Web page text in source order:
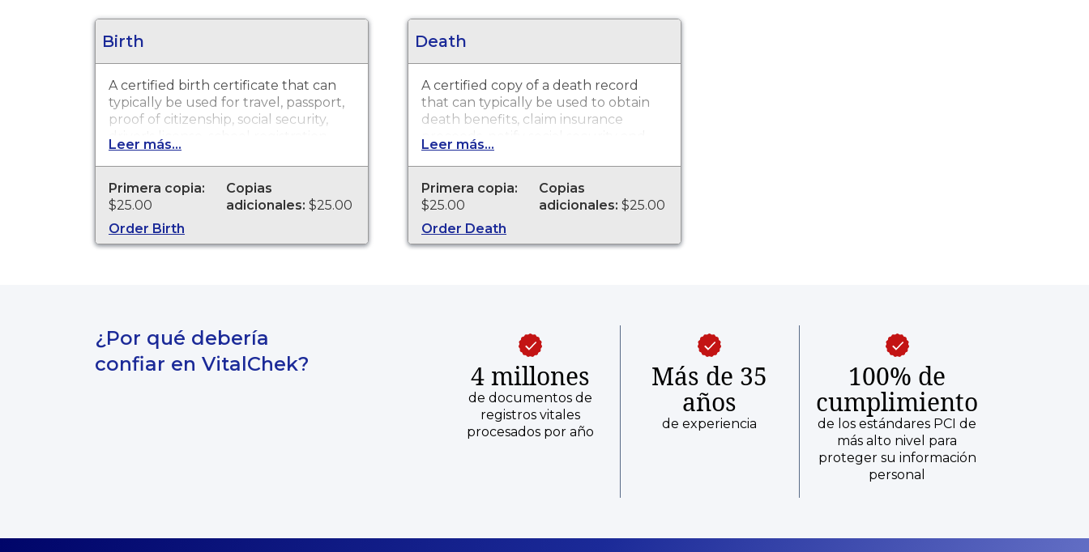
Birth
A certified birth certificate that can
typically be used for travel, passport,
proof of citizenship, social security,
driver's license, school registration,
personal identification and other
legal purposes. Birth Certificates are
available for events that occurred in
the City of Massillon from 1909 to
present.
Leer más...
Primera copia:
$25.00
Copias
adicionales: $25.00
Order Birth
Death
A certified copy of a death record
that can typically be used to obtain
death benefits, claim insurance
proceeds, notify social security and
other legal purposes. Death
Certificates are available for events
that occurred in the City of Massillon
from 1909 to present.
Leer más...
Primera copia:
$25.00
Copias
adicionales: $25.00
Order Death
¿Por qué debería
confiar en VitalChek?
4 millones
de documentos de
registros vitales
procesados por año
Más de 35
años
de experiencia
100% de
cumplimiento
de los estándares PCI de
más alto nivel para
proteger su información
personal